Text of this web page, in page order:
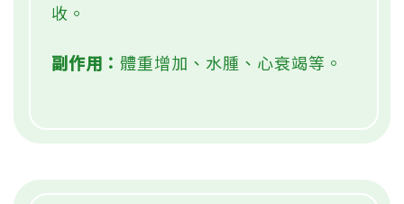
收。
副作用： 體重增加、水腫、心衰竭等。